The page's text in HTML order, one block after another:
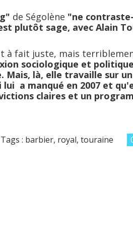
de Ségolène "ne
plutôt sage, avec Alain
à fait juste, mais
sociologique et
Mais, là, elle travaille sur
a manqué en 2007 et
claires et un
Tags : barbier, royal,touraine